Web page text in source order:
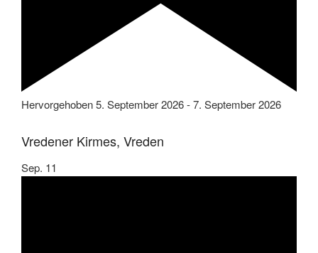
Hervorgehoben5. September 2026-7. September 2026
Vredener Kirmes, Vreden
Sep. 11